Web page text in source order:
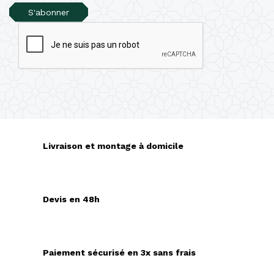
S'abonner
Livraison et montage à domicile
Devis en 48h
Paiement sécurisé en 3x sans frais